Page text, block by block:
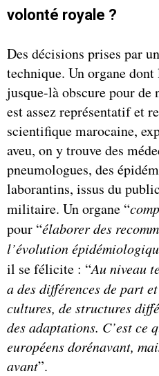
volonté royale ?
Des décisions prises par
technique. Un organe
jusque-là obscure pour
est assez représentatif et
scientifique marocaine,
aveu, on y trouve des
pneumologues, des
laborantins, issus du
militaire. Un organe “
pour “élaborer des
l’évolution
il se félicite : “Au niveau
a des différences de part
cultures, de structures
des adaptations. C’est ce
européens dorénavant,
avant”.